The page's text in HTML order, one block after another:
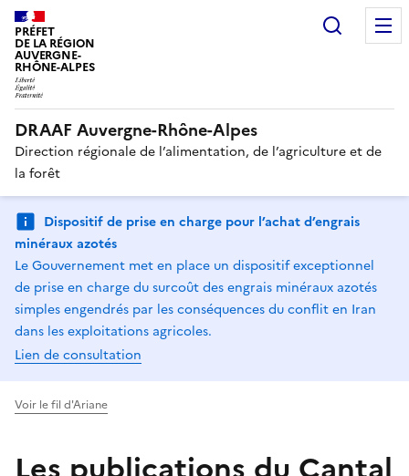
PRÉFET
DE LA RÉGION
AUVERGNE-
RHÔNE-ALPES
DRAAF Auvergne-Rhône-Alpes
Direction régionale de l’alimentation, de l’agriculture et de
la forêt
Dispositif de prise en charge pour l’achat d’engrais
minéraux azotés
Le Gouvernement met en place un dispositif exceptionnel
de prise en charge du surcoût des engrais minéraux azotés
simples engendrés par les conséquences du conflit en Iran
dans les exploitations agricoles.
Lien de consultation
Voir le fil d'Ariane